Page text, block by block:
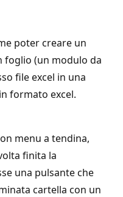
poter creare un
foglio (un modulo da
file excel in una
formato excel.
menu a tendina,
finita la
una pulsante che
cartella con un